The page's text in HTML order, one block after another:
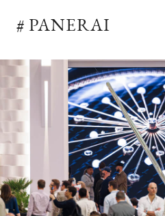
BEAUTY
TRAVEL
LIFESTYLE
FOLLOW US
な大人達におくる、スペシャル
高感度なファッション、カルチ
教養を求め、今までの人生で
って楽しみながら、進化するソ
何かに縛られていた時間から
ライフスタイルを豊かに彩る『
情報をさらに充実し、より速や
「AdvancedClub」会員組織を設
「AdvancedClub」会員に登録す
リゾート
美白
# PANERAI